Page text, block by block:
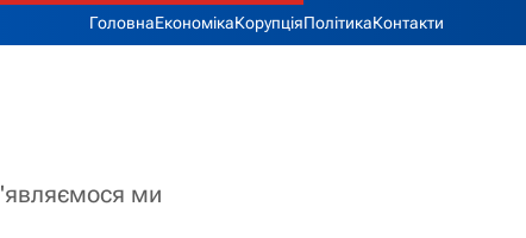
ГоловнаЕкономікаКорупціяПолітикаКонтакти
ми